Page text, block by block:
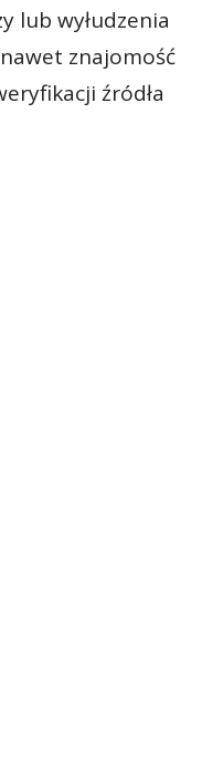
lub wyłudzenia
znajomość
źródła